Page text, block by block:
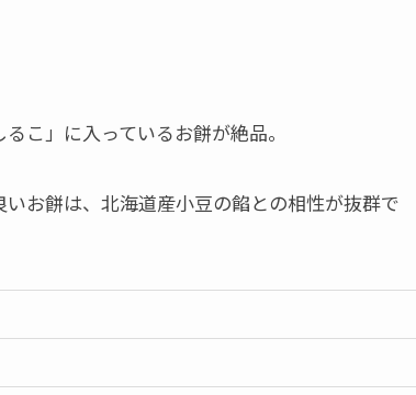
こ」に入っているお餅が絶品。
お餅は、北海道産小豆の餡との相性が抜群で